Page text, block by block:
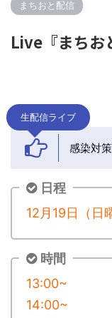
まちおと配信
Live『まちお
生配信ライブ
感染対
日程
12月19日（日
時間
13:00~
14:00~